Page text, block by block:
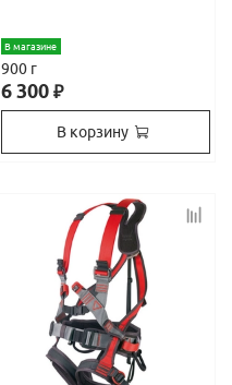
В магазине
900 г
6 300₽
В корзину